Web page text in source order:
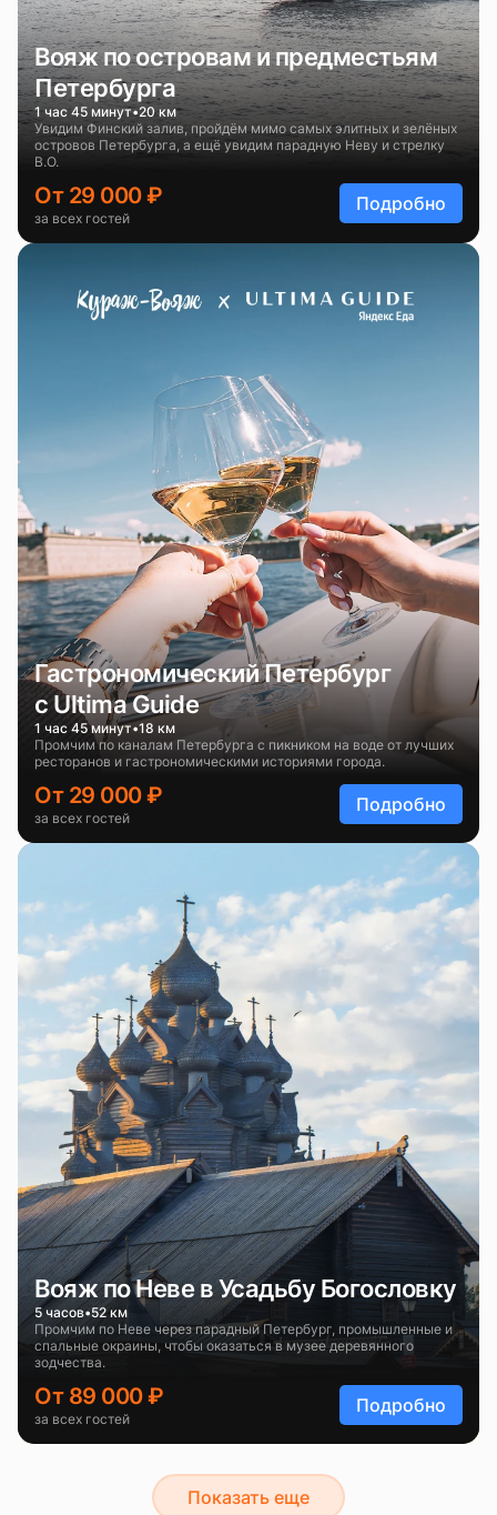
Вояж по островам и предместьям
Петербурга
1 час 45 минут 20 км
Увидим Финский залив, пройдём мимо самых элитных и зелёных
островов Петербурга, а ещё увидим парадную Неву и стрелку
В.О.
От 29 000 ₽
за всех гостей
Подробно
Гастрономический Петербург
с Ultima Guide
1 час 45 минут 18 км
Промчим по каналам Петербурга с пикником на воде от лучших
ресторанов и гастрономическими историями города.
От 29 000 ₽
за всех гостей
Подробно
Вояж по Неве в Усадьбу Богословку
5 часов 52 км
Промчим по Неве через парадный Петербург, промышленные и
спальные окраины, чтобы оказаться в музее деревянного
зодчества.
От 89 000 ₽
за всех гостей
Подробно
Показать еще